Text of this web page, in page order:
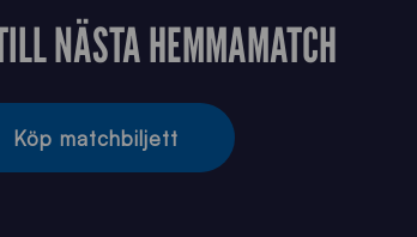
NÄSTA HEMMAMATCH
Köp matchbiljett